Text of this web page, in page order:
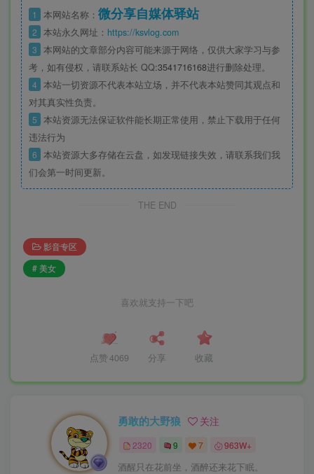
1 本网站名称： 微分享自媒体驿站
2 本站永久网址： https://ksvlog.com
3 本网站的文章部分内容可能来源于网络，仅供大家学习与参
考，如有侵权，请联系站长 QQ:3541716168进行删除处理。
4 本站一切资源不代表本站立场，并不代表本站赞同其观点和
对其真实性负责。
5 本站资源无法保证软件能长期正常使用，禁止下载用于任何
违法行为
6 本站资源大多存储在云盘，如发现链接失效，请联系我们我
们会第一时间更新。
THE END
影音专区
# 美女
喜欢就支持一下吧
点赞 4069 分享 收藏
勇敢的大野狼 关注
2320 9 7 963W+
酒醒只在花前坐，酒醉还来花下眠。